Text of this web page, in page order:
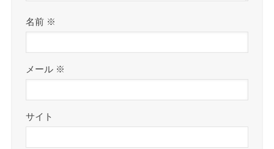
名前 ※
メール ※
サイト